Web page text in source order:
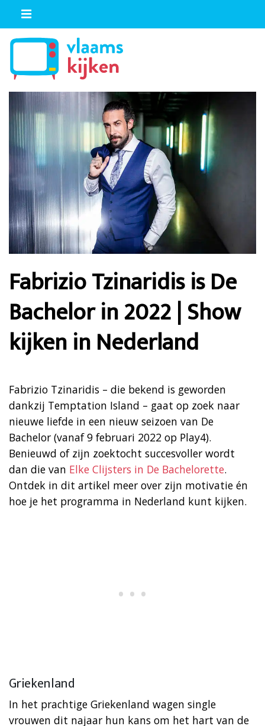
Fabrizio Tzinaridis is De
Bachelor in 2022 | Show
kijken in Nederland
Fabrizio Tzinaridis – die bekend is geworden
dankzij Temptation Island – gaat op zoek naar
nieuwe liefde in een nieuw seizoen van De
Bachelor (vanaf 9 februari 2022 op Play4).
Benieuwd of zijn zoektocht succesvoller wordt
dan die van Elke Clijsters in De Bachelorette.
Ontdek in dit artikel meer over zijn motivatie én
hoe je het programma in Nederland kunt kijken.
Griekenland
In het prachtige Griekenland wagen single
vrouwen dit najaar hun kans om het hart van de